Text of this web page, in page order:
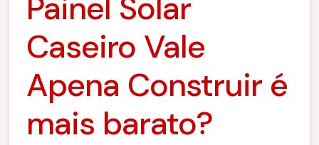
Caseiro Vale
Apena Construir é
mais barato?